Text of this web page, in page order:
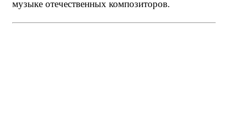
музыке отечественных композиторов.